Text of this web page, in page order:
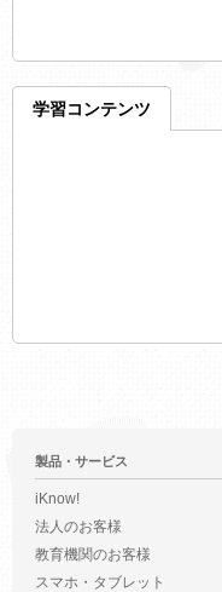
学習コンテンツ
製品・サービス
iKnow!
法人のお客様
教育機関のお客様
スマホ・タブレット